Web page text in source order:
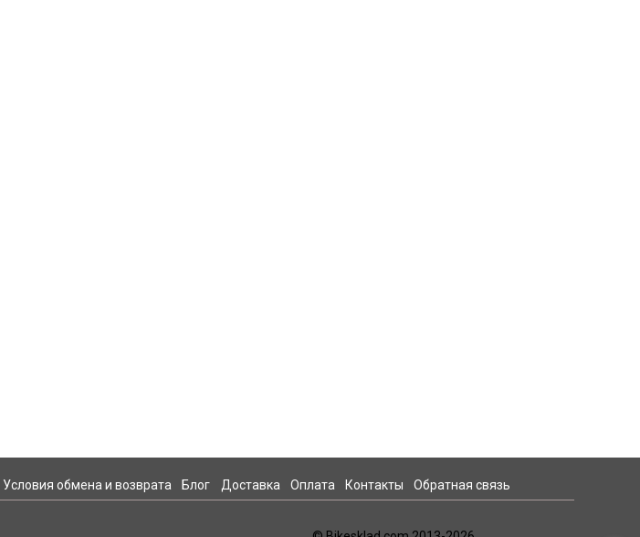
Условия обмена и возврата Блог Доставка Оплата Контакты Обратная связь